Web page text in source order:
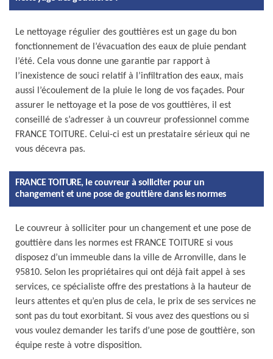
Le nettoyage régulier des gouttières est un gage du bon
fonctionnement de l’évacuation des eaux de pluie pendant
l’été. Cela vous donne une garantie par rapport à
l’inexistence de souci relatif à l’infiltration des eaux, mais
aussi l’écoulement de la pluie le long de vos façades. Pour
assurer le nettoyage et la pose de vos gouttières, il est
conseillé de s’adresser à un couvreur professionnel comme
FRANCE TOITURE. Celui-ci est un prestataire sérieux qui ne
vous décevra pas.
FRANCE TOITURE, le couvreur à solliciter pour un
changement et une pose de gouttière dans les normes
Le couvreur à solliciter pour un changement et une pose de
gouttière dans les normes est FRANCE TOITURE si vous
disposez d’un immeuble dans la ville de Arronville, dans le
95810. Selon les propriétaires qui ont déjà fait appel à ses
services, ce spécialiste offre des prestations à la hauteur de
leurs attentes et qu’en plus de cela, le prix de ses services ne
sont pas du tout exorbitant. Si vous avez des questions ou si
vous voulez demander les tarifs d’une pose de gouttière, son
équipe reste à votre disposition.